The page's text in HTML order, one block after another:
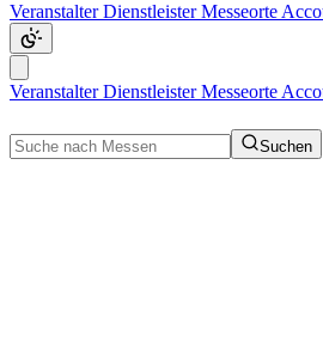
VeranstalterDienstleisterMesseorte
VeranstalterDienstleisterMesseorte
Suchen